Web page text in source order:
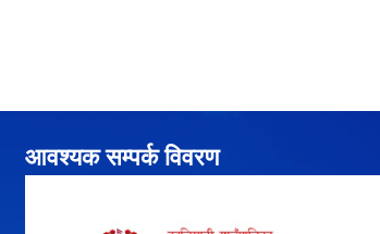
आवश्यक सम्पर्क विवरण